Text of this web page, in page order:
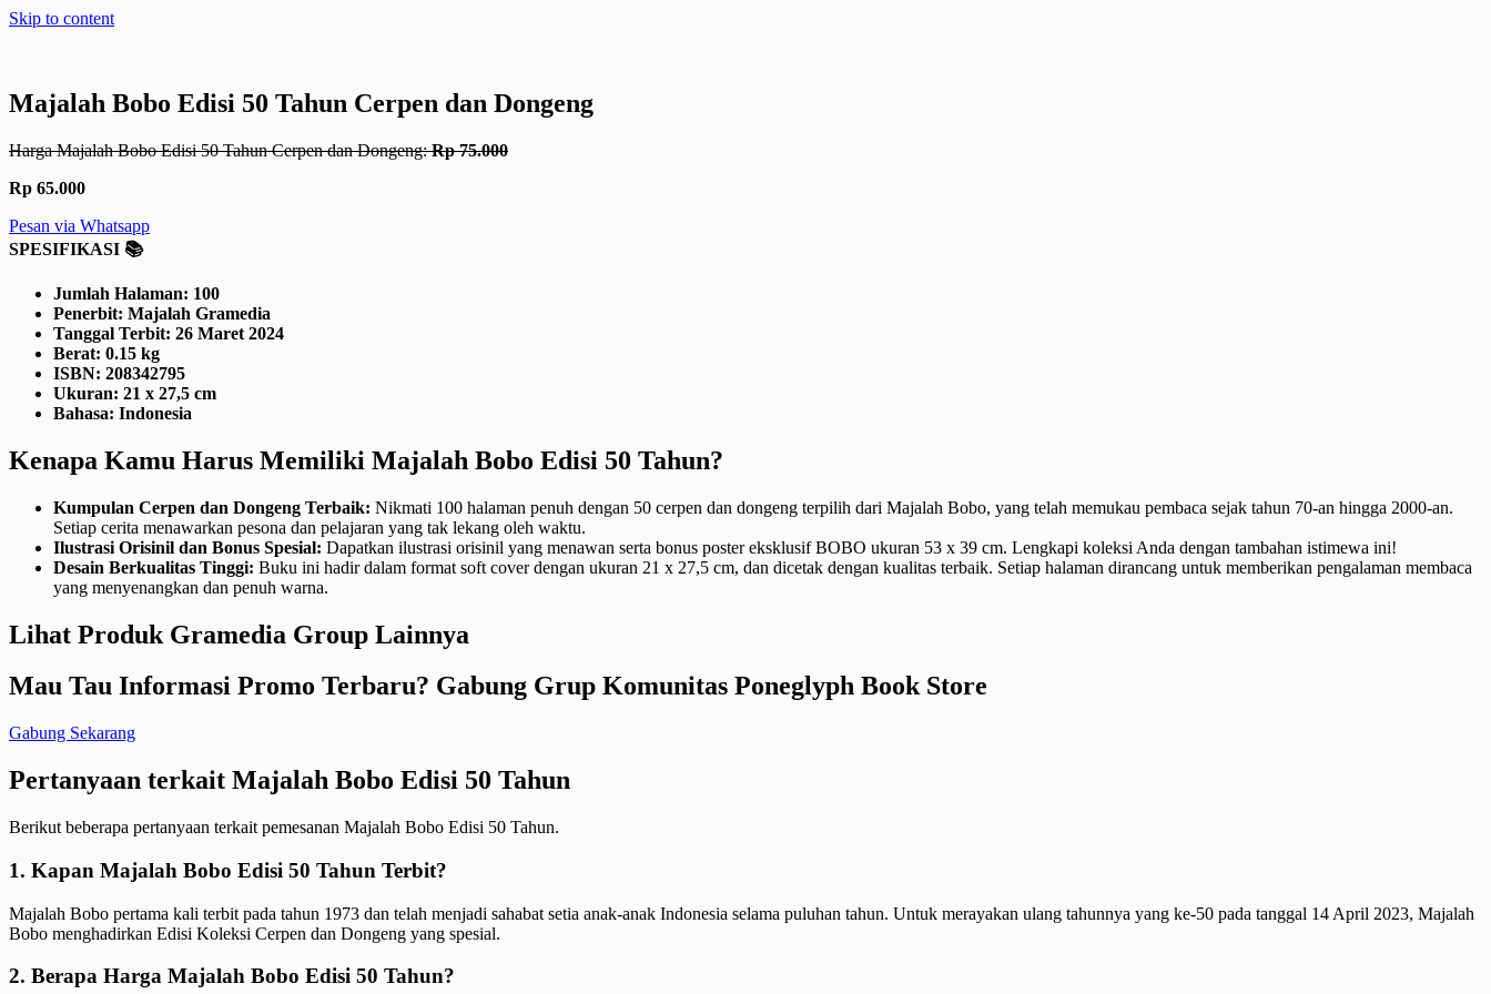
Skip to content
Majalah Bobo Edisi 50 Tahun Cerpen dan Dongeng
Harga Majalah Bobo Edisi 50 Tahun Cerpen dan Dongeng:Rp 75.000
Rp 65.000
Pesan via Whatsapp
SPESIFIKASI 📚
Jumlah Halaman: 100
Penerbit: Majalah Gramedia
Tanggal Terbit: 26 Maret 2024
Berat: 0.15 kg
ISBN: 208342795
Ukuran: 21 x 27,5 cm
Bahasa: Indonesia
Kenapa Kamu Harus Memiliki Majalah Bobo Edisi 50 Tahun?
Kumpulan Cerpen dan Dongeng Terbaik: Nikmati 100 halaman penuh dengan 50 cerpen dan dongeng terpilih dari Majalah Bobo, yang telah memukau pembaca sejak tahun 70-an hingga 2000-an.
Setiap cerita menawarkan pesona dan pelajaran yang tak lekang oleh waktu.
Ilustrasi Orisinil dan Bonus Spesial: Dapatkan ilustrasi orisinil yang menawan serta bonus poster eksklusif BOBO ukuran 53 x 39 cm. Lengkapi koleksi Anda dengan tambahan istimewa ini!
Desain Berkualitas Tinggi: Buku ini hadir dalam format soft cover dengan ukuran 21 x 27,5 cm, dan dicetak dengan kualitas terbaik. Setiap halaman dirancang untuk memberikan pengalaman membaca
yang menyenangkan dan penuh warna.
Lihat Produk Gramedia Group Lainnya
Mau Tau Informasi Promo Terbaru? Gabung Grup Komunitas Poneglyph Book Store
Gabung Sekarang
Pertanyaan terkait Majalah Bobo Edisi 50 Tahun
Berikut beberapa pertanyaan terkait pemesanan Majalah Bobo Edisi 50 Tahun.
1. Kapan Majalah Bobo Edisi 50 Tahun Terbit?
Majalah Bobo pertama kali terbit pada tahun 1973 dan telah menjadi sahabat setia anak-anak Indonesia selama puluhan tahun. Untuk merayakan ulang tahunnya yang ke-50 pada tanggal 14 April 2023, Majalah
Bobo menghadirkan Edisi Koleksi Cerpen dan Dongeng yang spesial.
2. Berapa Harga Majalah Bobo Edisi 50 Tahun?